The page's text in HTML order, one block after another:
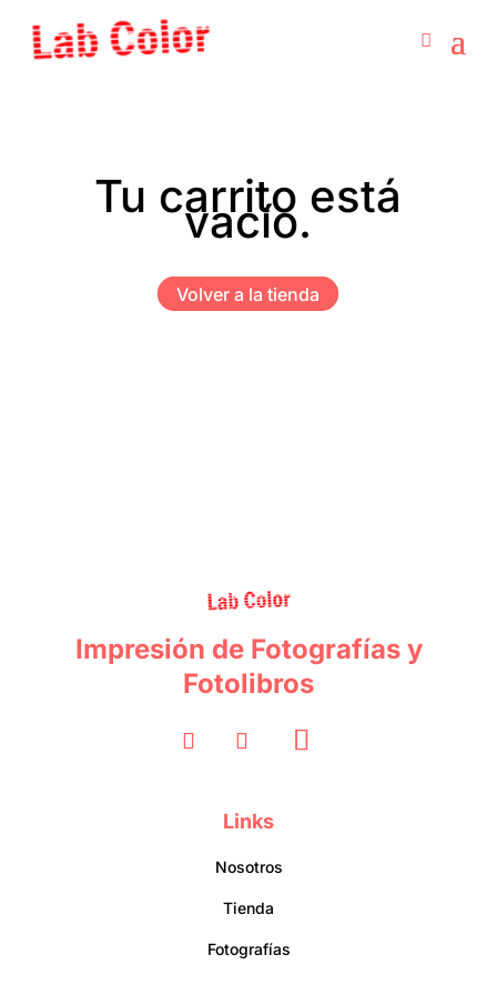
Tu carrito está
vacío.
Volver a la tienda
Impresión de Fotografías y
Fotolibros
Links
Nosotros
Tienda
Fotografías